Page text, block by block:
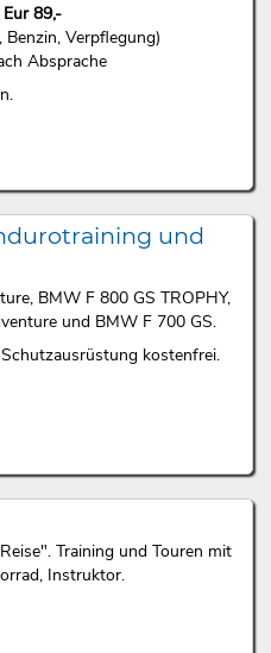
89,-
Verpflegung)
Absprache
und
BMW F 800 GS TROPHY,
und BMW F 700 GS.
kostenfrei.
Training und Touren mit
Instruktor.